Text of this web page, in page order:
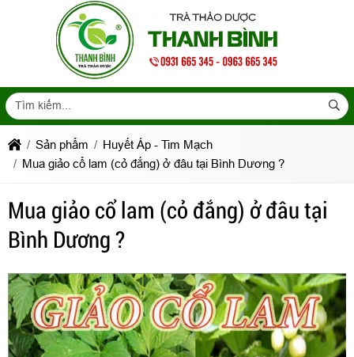
Sản phẩm
Huyết Áp - Tim Mạch
Mua giảo cổ lam (cỏ đắng) ở đâu tại Bình Dương ?
Mua giảo cổ lam (cỏ đắng) ở đâu tại
Bình Dương ?